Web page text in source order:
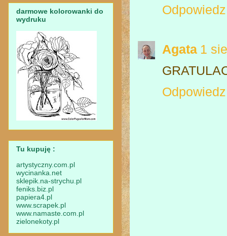
Odpowiedz
Agata 1
Odpowiedz
darmowe kolorowanki do
wydruku
Tu kupuję :
artystyczny.com.pl
wycinanka.net
sklepik.na-strychu.pl
feniks.biz.pl
papiera4.pl
www.scrapek.pl
www.namaste.com.pl
zielonekoty.pl